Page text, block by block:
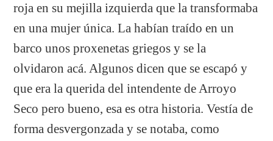
roja en su mejilla izquierda que la transformaba
en una mujer única. La habían traído en un
barco unos proxenetas griegos y se la
olvidaron acá. Algunos dicen que se escapó y
que era la querida del intendente de Arroyo
Seco pero bueno, esa es otra historia. Vestía de
forma desvergonzada y se notaba, como